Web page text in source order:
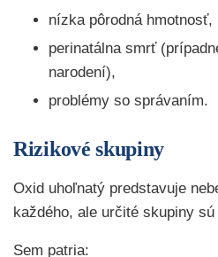
nízka pôrodná hmotnosť,
perinatálna smrť
narodení),
problémy so správaním.
Rizikové skupiny
Oxid uhoľnatý predstavuje
každého, ale určité skupiny
Sem patria: